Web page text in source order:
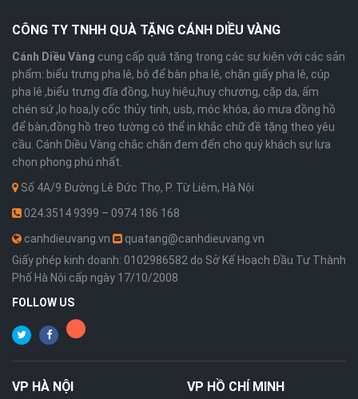
CÔNG TY TNHH QUÀ TẶNG CÁNH DIỀU VÀNG
Cánh Diều Vàng cung cấp quà tặng trong các sự kiện với các sản
phẩm: biểu trưng pha lê, bộ để bàn pha lê, chặn giấy pha lê, cúp
pha lê ,biểu trưng đĩa đồng, huy hiệu,huy chương, cặp da, ấm
chén sứ ,lọ hoa,ly cốc thủy tinh, usb, móc khóa, áo mưa đồng hồ
để bàn,đồng hồ treo tường có thể in khắc chữ đề tặng theo yêu
cầu. Cánh Diều Vàng chắc chắn đem đến cho quý khách sự lựa
chọn phong phú nhất.
Số 4A/9 Đường Lê Đức Thọ, P. Từ Liêm, Hà Nội
024.3514 9399 – 0974 186 168
canhdieuvang.vn
quatang@canhdieuvang.vn
Giấy phép kinh doanh: 0102986582 do Sở Kế Hoạch Đầu Tư Thành
Phố Hà Nội cấp ngày 17/10/2008
FOLLOW US
VP HÀ NỘI VP HỒ CHÍ MINH